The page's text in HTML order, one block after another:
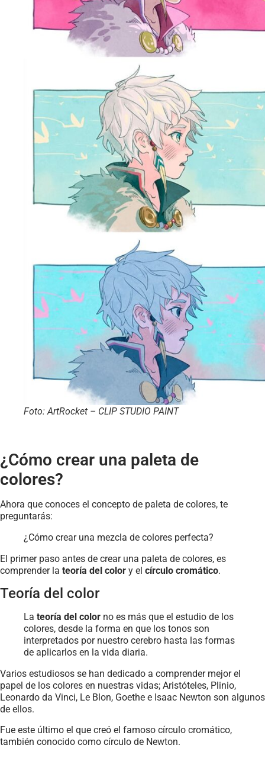
Foto: ArtRocket – CLIP STUDIO PAINT
¿Cómo crear una paleta de
colores?
Ahora que conoces el concepto de paleta de colores, te
preguntarás:
¿Cómo crear una mezcla de colores perfecta?
El primer paso antes de crear una paleta de colores, es
comprender la teoría del color y el círculo cromático.
Teoría del color
La teoría del color no es más que el estudio de los
colores, desde la forma en que los tonos son
interpretados por nuestro cerebro hasta las formas
de aplicarlos en la vida diaria.
Varios estudiosos se han dedicado a comprender mejor el
papel de los colores en nuestras vidas; Aristóteles, Plinio,
Leonardo da Vinci, Le Blon, Goethe e Isaac Newton son algunos
de ellos.
Fue este último el que creó el famoso círculo cromático,
también conocido como círculo de Newton.